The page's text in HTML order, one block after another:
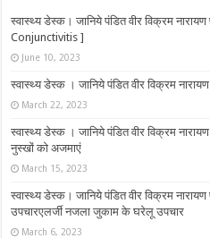
स्वास्थ्य डेस्क। जानिये पंडित वीर विक्रम
Conjunctivitis ]
June 10, 2023
स्वास्थ्य डेस्क । जानिये पंडित वीर विक्रम
March 22, 2023
स्वास्थ्य डेस्क । जानिये पंडित वीर विक्रम
नुस्‍खों को अजमाएं
March 15, 2023
स्वास्थ्य डेस्क। जानिये पंडित वीर विक्रम
उपचारएलर्जी नजला जुकाम के घरेलू उपचार
March 6, 2023